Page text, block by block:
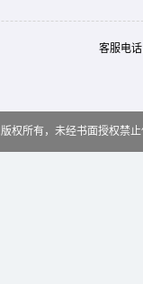
客服电
版权所有，未经书面授权